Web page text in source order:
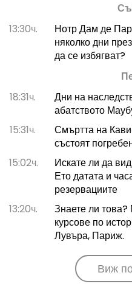
13:30ч.
Нотр Дам де
няколко дни
да се избягват?
18:31ч.
Дни на
абатството
15:31ч.
Смъртта на
състоят
15:02ч.
Искате ли да
Ето датата и
резервациите
13:20ч.
Знаете ли
курсове по
Лувъра, Париж.
Виж